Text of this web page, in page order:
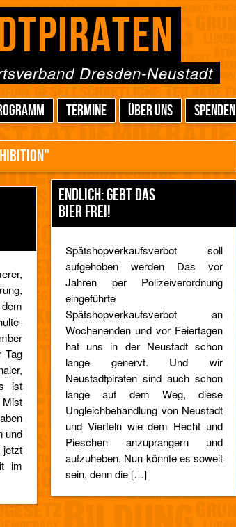
Dresden-Neustadt
TERMINE ÜBER UNS SPENDEN
Tag
ist
und
im
ENDLICH: GEBT DAS
BIER FREI!
Spätshopverkaufsverbot soll
aufgehoben werden Das vor
Jahren per Polizeiverordnung
eingeführte
Spätshopverkaufsverbot an
Wochenenden und vor Feiertagen
hat uns in der Neustadt schon
lange genervt. Und wir
Neustadtpiraten sind auch schon
lange auf dem Weg, diese
Ungleichbehandlung von Neustadt
und Vierteln wie dem Hecht und
Pieschen anzuprangern und
aufzuheben. Nun könnte es soweit
sein, denn die […]